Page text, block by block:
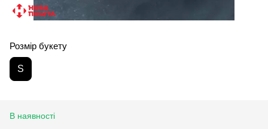
Розмір букету
S
В наявності